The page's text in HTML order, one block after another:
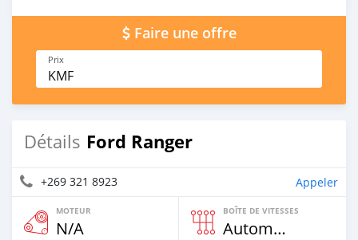
Faire une offre
Prix
KMF
Détails Ford Ranger
+269 321 8923 Appeler
MOTEUR
N/A
BOÎTE DE VITESSES
Automatique